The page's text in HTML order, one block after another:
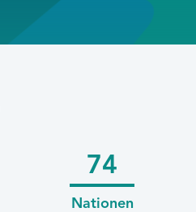
74
Nationen